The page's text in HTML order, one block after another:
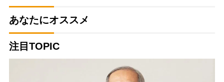
あなたにオススメ
注目TOPIC